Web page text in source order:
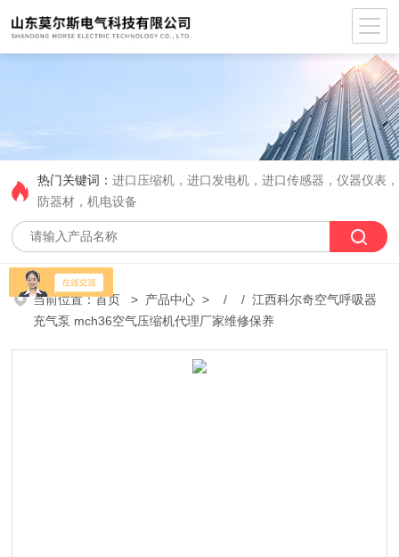
热门关键词：进口压缩机，进口发电机，进口传感器，仪器仪表
防器材，机电设备
当前位置：首页 > 产品中心 > / / 江西科尔奇空气呼吸器
充气泵 mch36空气压缩机代理厂家维修保养